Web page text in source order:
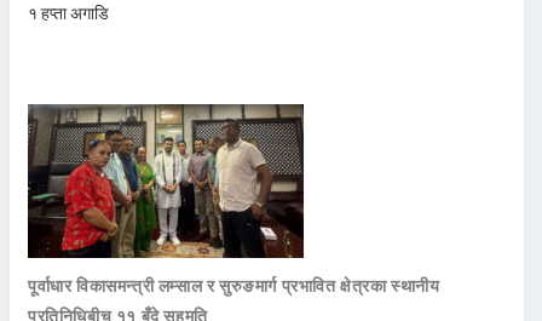
१ हप्ता अगाडि
पूर्वाधार विकासमन्त्री लम्साल र सुरुङमार्ग प्रभावित क्षेत्रका स्थानीय
प्रतिनिधिबीच ११ बुँदे सहमति